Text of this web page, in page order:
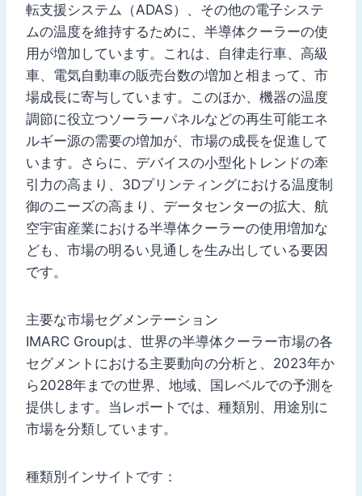
転支援システム（ADAS）、その他の電子システ
ムの温度を維持するために、半導体クーラーの使
用が増加しています。これは、自律走行車、高級
車、電気自動車の販売台数の増加と相まって、市
場成長に寄与しています。このほか、機器の温度
調節に役立つソーラーパネルなどの再生可能エネ
ルギー源の需要の増加が、市場の成長を促進して
います。さらに、デバイスの小型化トレンドの牽
引力の高まり、3Dプリンティングにおける温度制
御のニーズの高まり、データセンターの拡大、航
空宇宙産業における半導体クーラーの使用増加な
ども、市場の明るい見通しを生み出している要因
です。
主要な市場セグメンテーション
IMARC Groupは、世界の半導体クーラー市場の各
セグメントにおける主要動向の分析と、2023年か
ら2028年までの世界、地域、国レベルでの予測を
提供します。当レポートでは、種類別、用途別に
市場を分類しています。
種類別インサイトです：